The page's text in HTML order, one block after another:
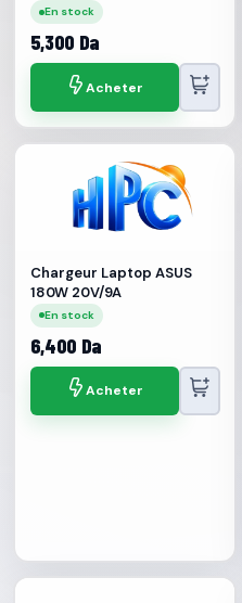
En stock
5,300 Da
Acheter
Chargeur Laptop ASUS
180W 20V/9A
En stock
6,400 Da
Acheter